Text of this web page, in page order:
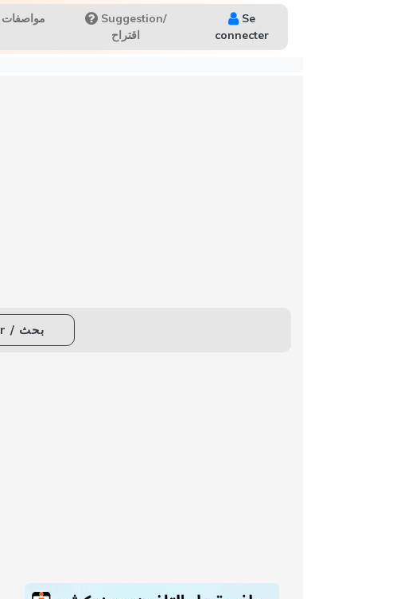
Suggestion/
اقتراح
Se
connecter
Rechercher / بحث